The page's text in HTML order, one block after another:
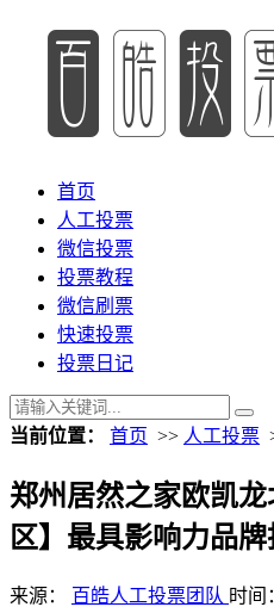
首页
人工投票
微信投票
投票教程
微信刷票
快速投票
投票日记
当前位置： 首页 >> 人工投票
郑州居然之家欧凯
区】最具影响力品
来源： 百皓人工投票团队 时间